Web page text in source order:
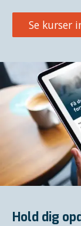
Se kurser
Hold dig